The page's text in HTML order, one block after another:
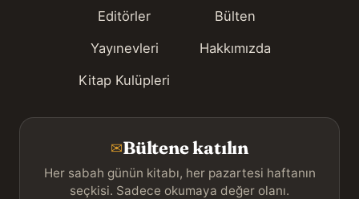
Editörler
Yayınevleri
Kitap Kulüpleri
Bülten
Hakkımızda
✉Bültene katılın
Her sabah günün kitabı, her pazartesi haftanın
seçkisi. Sadece okumaya değer olanı.